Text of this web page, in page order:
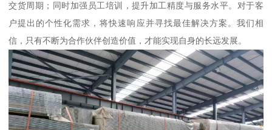
交货周期；同时加强员工培训，提升加工精度与服务水平。对于客
户提出的个性化需求，将快速响应并寻找最佳解决方案。我们相
信，只有不断为合作伙伴创造价值，才能实现自身的长远发展。